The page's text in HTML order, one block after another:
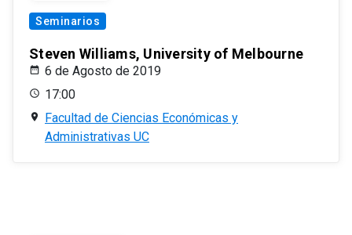
Seminarios
Steven Williams, University of Melbourne
6 de Agosto de 2019
17:00
Facultad de Ciencias Económicas y
Administrativas UC